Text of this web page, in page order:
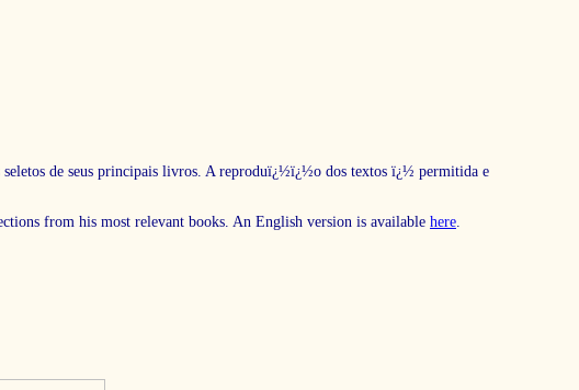
seletos de seus principais livros. A reproduï¿½ï¿½o dos textos ï¿½ permitida e
from his most relevant books. An English version is available here.